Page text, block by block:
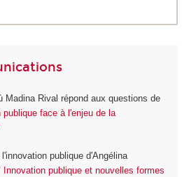
Madina Rival répond aux questions de
publique face à l'enjeu de la
publique d'Angélina
Innovation publique et nouvelles formes